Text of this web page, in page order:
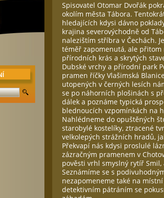
Spisovatel Otomar Dvořák
okolím města Tábora.
hledajících kdysi dávno
krajina severovýchodně od
nalezištím stříbra v Čechách.
téměř zapomenutá, ale
přírodních krás a skrytých
Dubské vrchy a přírodní park
pramen říčky Vlašimská
utopených v černých lesích
se po náhorních plošinách s
dálek a poznáme typická
blednoucích vzpomínkách na
Nahlédneme do opuštěných
starobylé kostelíky, ztracené
velkolepých strážních hradů,
Překvapí nás kdysi proslulé
zázračným pramenem v
pověsti vrhl smyslný rytíř
Seznámíme se s
nezapomeneme také na
detektivním pátráním se